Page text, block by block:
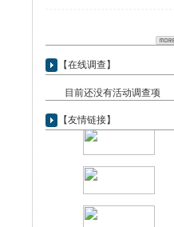
【在线调查】
目前还没有活动调查项
【友情链接】